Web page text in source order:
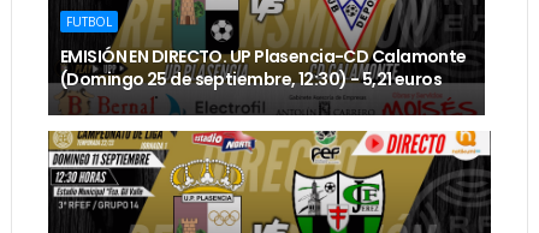
FUTBOL
EMISIÓN EN DIRECTO. UP Plasencia-CD Calamonte
(Domingo 25 de septiembre, 12:30) - 5,21 euros